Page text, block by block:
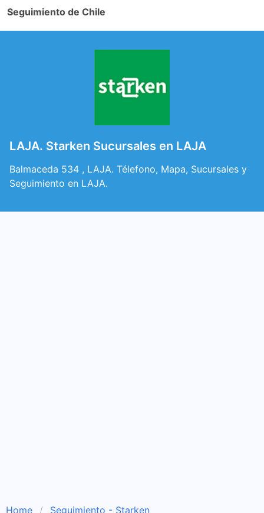
Seguimiento de Chile
LAJA. Starken Sucursales en LAJA
Balmaceda 534 , LAJA. Télefono, Mapa, Sucursales y
Seguimiento en LAJA.
Home
Seguimiento - Starken